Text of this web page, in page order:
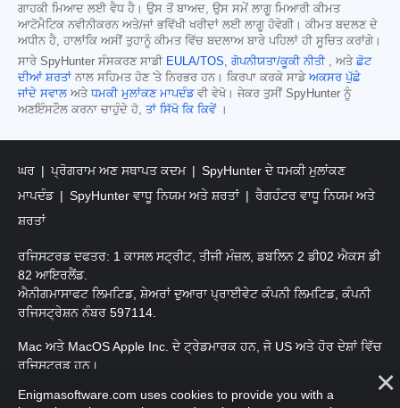
ਗਾਹਕੀ ਮਿਆਦ ਲਈ ਵੈਧ ਹੈ। ਉਸ ਤੋਂ ਬਾਅਦ, ਉਸ ਸਮੇਂ ਲਾਗੂ ਮਿਆਰੀ ਕੀਮਤ
ਆਟੋਮੈਟਿਕ ਨਵੀਨੀਕਰਨ ਅਤੇ/ਜਾਂ ਭਵਿੱਖੀ ਖਰੀਦਾਂ ਲਈ ਲਾਗੂ ਹੋਵੇਗੀ। ਕੀਮਤ ਬਦਲਣ ਦੇ
ਅਧੀਨ ਹੈ, ਹਾਲਾਂਕਿ ਅਸੀਂ ਤੁਹਾਨੂੰ ਕੀਮਤ ਵਿੱਚ ਬਦਲਾਅ ਬਾਰੇ ਪਹਿਲਾਂ ਹੀ ਸੂਚਿਤ ਕਰਾਂਗੇ।
ਸਾਰੇ SpyHunter ਸੰਸਕਰਣ ਸਾਡੀ EULA/TOS ਗੋਪਨੀਯਤਾ/ਕੂਕੀ ਨੀਤੀ , ਅਤੇ ਛੋਟ
ਦੀਆਂ ਸ਼ਰਤਾਂ ਨਾਲ ਸਹਿਮਤ ਹੋਣ 'ਤੇ ਨਿਰਭਰ ਹਨ। ਕਿਰਪਾ ਕਰਕੇ ਸਾਡੇ ਅਕਸਰ ਪੁੱਛੇ
ਜਾਂਦੇ ਸਵਾਲ ਅਤੇ ਧਮਕੀ ਮੁਲਾਂਕਣ ਮਾਪਦੰਡਵੀ ਵੇਖੋ। ਜੇਕਰ ਤੁਸੀਂ SpyHunter ਨੂੰ
ਅਣਇੰਸਟੌਲ ਕਰਨਾ ਚਾਹੁੰਦੇ ਹੋ, ਤਾਂ ਸਿੱਖੋ ਕਿ ਕਿਵੇਂ।
ਘਰ ਪ੍ਰੋਗਰਾਮ ਅਣ ਸਥਾਪਤ ਕਦਮ
SpyHunter ਦੇ ਧਮਕੀ ਮੁਲਾਂਕਣ
ਮਾਪਦੰਡ
SpyHunter ਵਾਧੂ ਨਿਯਮ ਅਤੇ ਸ਼ਰਤਾਂ
ਰੈਗਹੰਟਰ ਵਾਧੂ ਨਿਯਮ ਅਤੇ
ਸ਼ਰਤਾਂ
ਰਜਿਸਟਰਡ ਦਫਤਰ: 1 ਕਾਸਲ ਸਟ੍ਰੀਟ, ਤੀਜੀ ਮੰਜ਼ਲ, ਡਬਲਿਨ 2 ਡੀ02 ਐਕਸ ਡੀ
82 ਆਇਰਲੈਂਡ.
ਐਨੀਗਮਾਸਾਫਟ ਲਿਮਟਿਡ, ਸ਼ੇਅਰਾਂ ਦੁਆਰਾ ਪ੍ਰਾਈਵੇਟ ਕੰਪਨੀ ਲਿਮਟਿਡ, ਕੰਪਨੀ
ਰਜਿਸਟ੍ਰੇਸ਼ਨ ਨੰਬਰ 597114.
Mac ਅਤੇ MacOS Apple Inc. ਦੇ ਟ੍ਰੇਡਮਾਰਕ ਹਨ, ਜੋ US ਅਤੇ ਹੋਰ ਦੇਸ਼ਾਂ ਵਿੱਚ
ਰਜਿਸਟਰਡ ਹਨ।
ਕਾਪੀਰਾਈਟ 2016-2025 . ਐਨੀਗਮਾਸੋਫਟ ਲਿਮਟਿਡ ਸਾਰੇ ਹੱਕ ਰਾਖਵੇਂ ਹਨ.
Enigmasoftware.com uses cookies to provide you with a